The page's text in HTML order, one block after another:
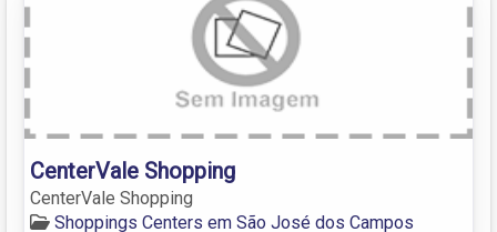
CenterVale Shopping
CenterVale Shopping
Shoppings Centers em São José dos Campos